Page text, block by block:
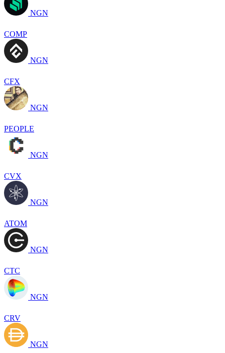
NGN
COMP
NGN
CFX
NGN
PEOPLE
NGN
CVX
NGN
ATOM
NGN
CTC
NGN
CRV
NGN